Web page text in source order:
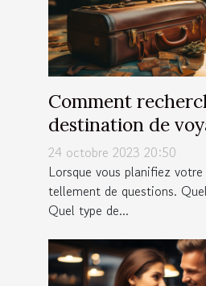
Comment
destination de
partir ?
24 octobre 2023 20:50
Lorsque vous planifiez
tellement de questions.
Quel type de...